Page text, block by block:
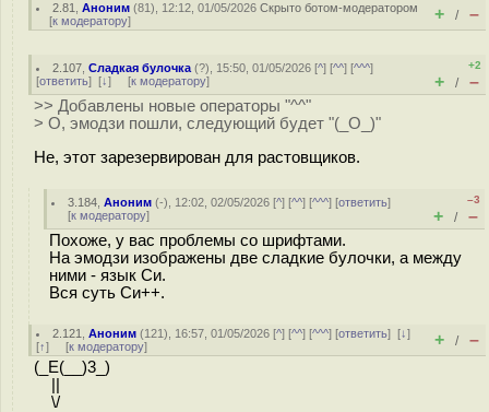
2.81 ,Аноним (81), 12:12, 01/05/2026Скрыто ботом-модератором
[к модератору] + / –
2.107 ,Сладкая булочка (?), 15:50, 01/05/2026 [^] [^^] [^^^]
[ответить] [↓] [к модератору]
+2
+ / –
>> Добавлены новые операторы "^^"
> О, эмодзи пошли, следующий будет "(_O_)"
Не, этот зарезервирован для растовщиков.
3.184 ,Аноним (-), 12:02, 02/05/2026 [^] [^^] [^^^] [ответить]
[к модератору]
–3
+ / –
Похоже, у вас проблемы со шрифтами.
На эмодзи изображены две сладкие булочки, а между
ними - язык Си.
Вся суть Си++.
2.121 ,Аноним (121), 16:57, 01/05/2026 [^] [^^] [^^^] [ответить][↓]
[↑] [к модератору] + / –
(_Е(__)3_)
\/